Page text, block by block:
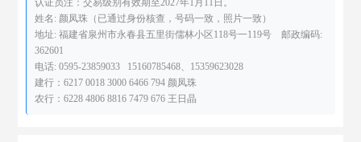
认证员注：交易级别有效期至2027年1月11日。
姓名: 颜凤珠（已通过身份核查，号码一致，照片一致）
地址: 福建省泉州市永春县五里街儒林小区118号一119号 邮政编码:
362601
电话: 0595-23859033 15160785468、15359623028
建行：6217 0018 3000 6466 794 颜凤珠
农行：6228 4806 8816 7479 676 王日晶